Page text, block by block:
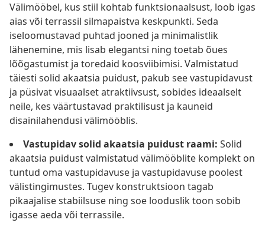
Välimööbel, kus stiil kohtab funktsionaalsust, loob igas
aias või terrassil silmapaistva keskpunkti. Seda
iseloomustavad puhtad jooned ja minimalistlik
lähenemine, mis lisab elegantsi ning toetab õues
lõõgastumist ja toredaid koosviibimisi. Valmistatud
täiesti solid akaatsia puidust, pakub see vastupidavust
ja püsivat visuaalset atraktiivsust, sobides ideaalselt
neile, kes väärtustavad praktilisust ja kauneid
disainilahendusi välimööblis.
Vastupidav solid akaatsia puidust raami: Solid
akaatsia puidust valmistatud välimööblite komplekt on
tuntud oma vastupidavuse ja vastupidavuse poolest
välistingimustes. Tugev konstruktsioon tagab
pikaajalise stabiilsuse ning soe looduslik toon sobib
igasse aeda või terrassile.